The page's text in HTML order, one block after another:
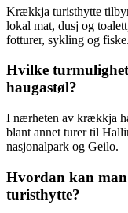
Krækkja turisthytte
lokal mat, dusj og
fotturer, sykling og fiske.
Hvilke
haugastøl?
I nærheten av krækkja
blant annet turer til
nasjonalpark og Geilo.
Hvordan kan
turisthytte?